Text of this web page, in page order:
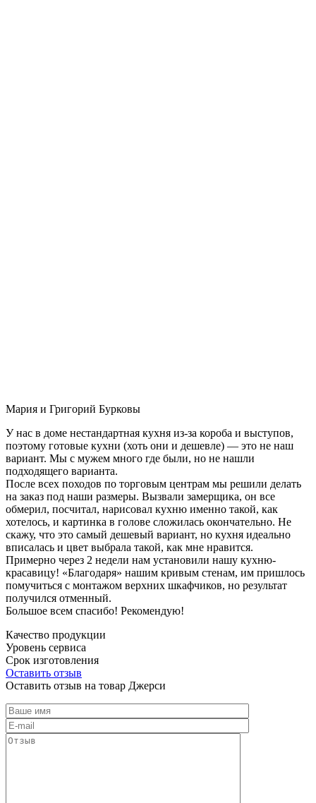
Мария и Григорий Бурковы
У нас в доме нестандартная кухня из-за короба и выступов,
поэтому готовые кухни (хоть они и дешевле) — это не наш
вариант. Мы с мужем много где были, но не нашли
подходящего варианта.
После всех походов по торговым центрам мы решили делать
на заказ под наши размеры. Вызвали замерщика, он все
обмерил, посчитал, нарисовал кухню именно такой, как
хотелось, и картинка в голове сложилась окончательно. Не
скажу, что это самый дешевый вариант, но кухня идеально
вписалась и цвет выбрала такой, как мне нравится.
Примерно через 2 недели нам установили нашу кухню-
красавицу! «Благодаря» нашим кривым стенам, им пришлось
помучиться с монтажом верхних шкафчиков, но результат
получился отменный.
Большое всем спасибо! Рекомендую!
Качество продукции
Уровень сервиса
Срок изготовления
Оставить отзыв
Оставить отзыв на товар Джерси